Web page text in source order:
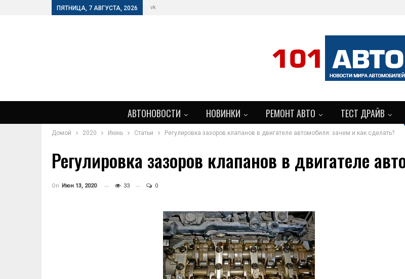
ПЯТНИЦА, 7 АВГУСТА, 2026 vk
АВТОНОВОСТИ НОВИНКИ РЕМОНТ АВТО ТЕСТ ДРАЙВ
Домой 2020 Июнь Статьи Регулировка зазоров клапанов в двигателе автомобиля: зачем и как сделать?
Регулировка зазоров клапанов в двигателе
On Июн 13, 2020 33 0